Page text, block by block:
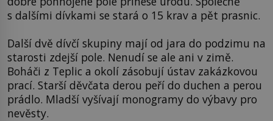
s dalšími dívkami se stará o 15 krav a pět prasnic.
Další dvě dívčí skupiny mají od jara do podzimu na
starosti zdejší pole. Nenudí se ale ani v zimě.
Boháči z Teplic a okolí zásobují ústav zakázkovou
prací. Starší děvčata derou peří do duchen a perou
prádlo. Mladší vyšívají monogramy do výbavy pro
nevěsty.